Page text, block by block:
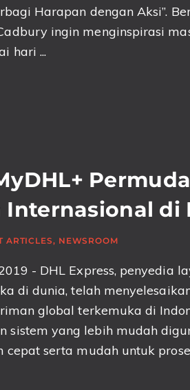
Harapan dengan Aksi”.
ingin menginspirasi
hari ...
di
ARTICLES, NEWSROOM
- DHL Express, penyedia
di dunia, telah
global terkemuka di
sistem yang lebih mudah
serta mudah untuk